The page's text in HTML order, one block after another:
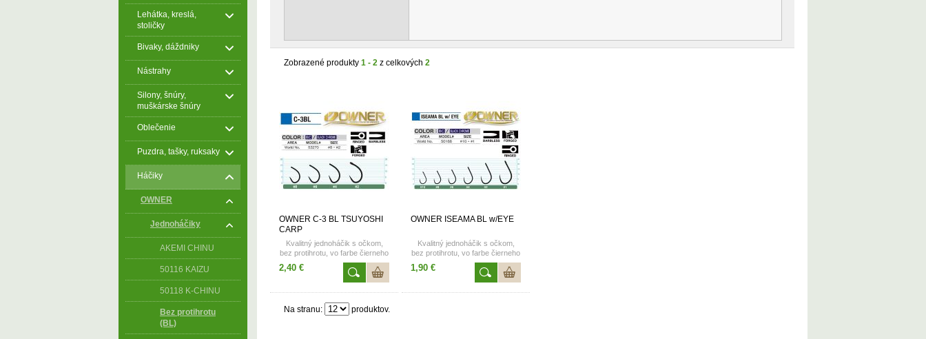
Lehátka, kreslá,
stoličky
Bivaky, dáždniky
Nástrahy
Silony, šnúry,
muškárske šnúry
Oblečenie
Puzdra, tašky, ruksaky
Háčiky
OWNER
Jednoháčiky
AKEMI CHINU
50116 KAIZU
50118 K-CHINU
Bez protihrotu
(BL)
Zobrazené produkty 1 - 2 z celkových 2
OWNER C-3 BL TSUYOSHI
CARP
Kvalitný jednoháčik s očkom,
bez protihrotu, vo farbe čierneho
chrómu. Dostupné vo
veľkostiach 6, 4, 2.
2,40 €
OWNER ISEAMA BL w/EYE
Kvalitný jednoháčik s očkom,
bez protihrotu, vo farbe čierneho
chrómu. Dostupné veľkosti 6, 4,
1,90 €
Na stranu: produktov.